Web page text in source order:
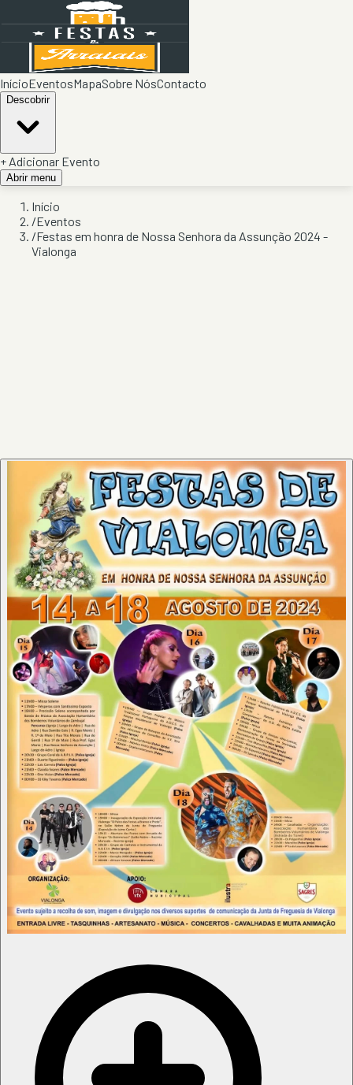
InícioEventosMapaSobre NósContacto
Descobrir
+ Adicionar Evento
Abrir menu
Início
/Eventos
/Festas em honra de Nossa Senhora da Assunção 2024 -
Vialonga